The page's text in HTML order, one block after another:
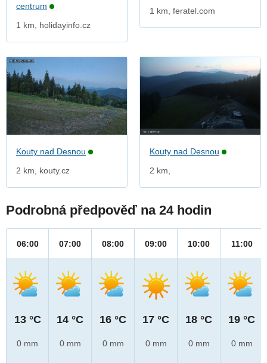
centrum
1 km, holidayinfo.cz
1 km, feratel.com
Kouty nad Desnou
2 km, kouty.cz
Kouty nad Desnou
2 km,
Podrobná předpověď na 24 hodin
06:00
13 °C
0 mm
07:00
14 °C
0 mm
08:00
16 °C
0 mm
09:00
17 °C
0 mm
10:00
18 °C
0 mm
11:00
19 °C
0 mm